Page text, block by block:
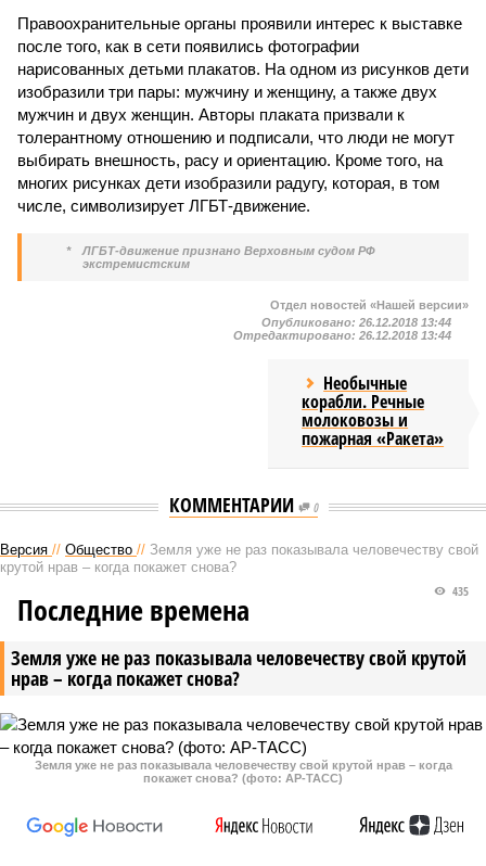
Правоохранительные органы проявили интерес к выставке
после того, как в сети появились фотографии
нарисованных детьми плакатов. На одном из рисунков дети
изобразили три пары: мужчину и женщину, а также двух
мужчин и двух женщин. Авторы плаката призвали к
толерантному отношению и подписали, что люди не могут
выбирать внешность, расу и ориентацию. Кроме того, на
многих рисунках дети изобразили радугу, которая, в том
числе, символизирует ЛГБТ-движение.
*
ЛГБТ-движение признано Верховным судом РФ
экстремистским
Отдел новостей «Нашей версии»
Опубликовано: 26.12.2018 13:44
Отредактировано: 26.12.2018 13:44
Необычные
корабли. Речные
молоковозы и
пожарная «Ракета»
КОММЕНТАРИИ 0
Версия // Общество // Земля уже не раз показывала человечеству свой
крутой нрав – когда покажет снова?
Земля уже не раз показывала человечеству свой крутой
нрав – когда покажет снова?
435
Последние времена
Земля уже не раз показывала человечеству свой крутой нрав – когда
покажет снова? (фото: АР-ТАСС)